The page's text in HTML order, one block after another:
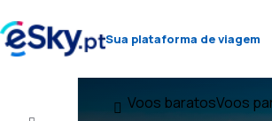
Sua plataforma de viagem
Voos baratosVoos